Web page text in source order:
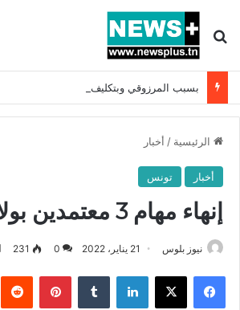
بحث عن
الرئيسية / أخبار
أخبار تونس
إنهاء مهام 3 معتمدين بولاية نابل
نيوز بلوس 21 يناير، 2022 0
231
فيسبوك X لينكدإن بينتيريست